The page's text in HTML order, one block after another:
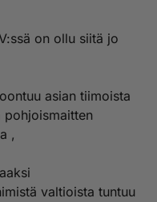
on ollu siitä jo
asian tiimoista
pohjoismaitten
,
valtioista tuntuu